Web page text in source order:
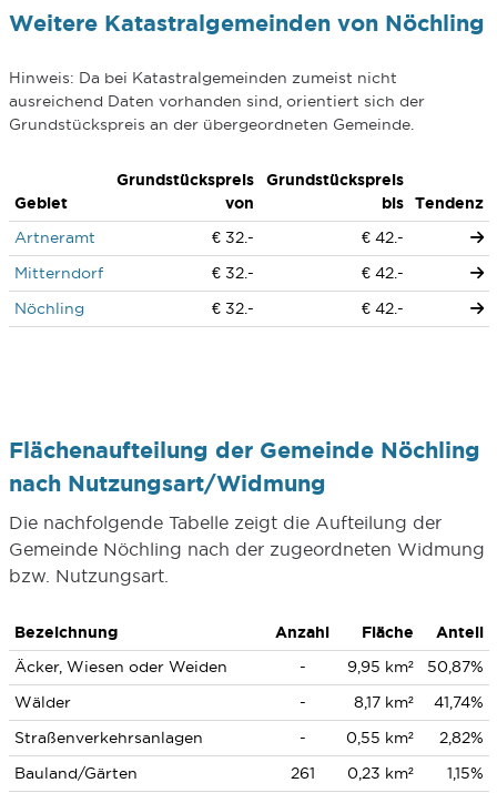
Weitere Katastralgemeinden von Nöchling
Hinweis: Da bei Katastralgemeinden zumeist nicht
ausreichend Daten vorhanden sind, orientiert sich der
Grundstückspreis an der übergeordneten Gemeinde.
Gebiet
Grundstückspreis
von
Grundstückspreis
bis
Tendenz
Artneramt
€ 32.-
€ 42.-
Mitterndorf
€ 32.-
€ 42.-
Nöchling
€ 32.- € 42.-
Flächenaufteilung der Gemeinde Nöchling
nach Nutzungsart/Widmung
Die nachfolgende Tabelle zeigt die Aufteilung der
Gemeinde Nöchling nach der zugeordneten Widmung
bzw. Nutzungsart.
Bezeichnung Anzahl Fläche
Anteil
Äcker, Wiesen oder Weiden
- 9,95 km²
50,87%
Wälder
- 8,17 km²
41,74%
Straßenverkehrsanlagen
- 0,55 km²
2,82%
Bauland/Gärten
261 0,23 km² 1,15%